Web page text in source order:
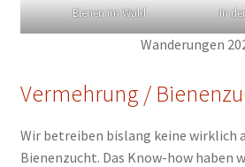
Bienen im Wald In
Wanderungen
Vermehrung /
Wir betreiben bislang keine wirklich
Bienenzucht. Das Know-how haben